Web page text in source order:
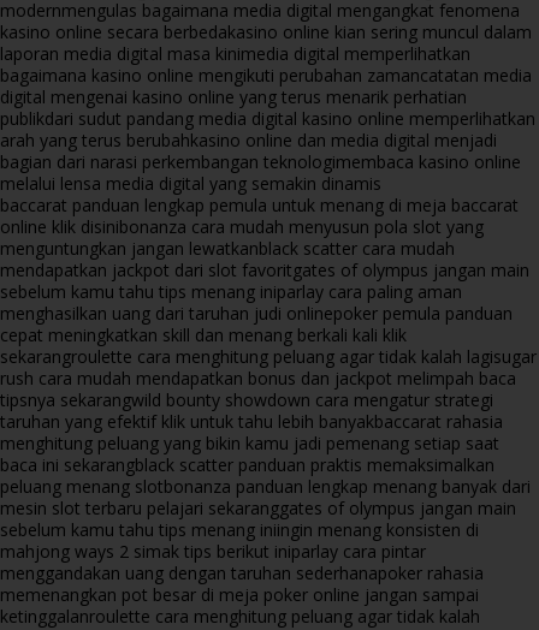
modernmengulas bagaimana media digital mengangkat fenomena
kasino online secara berbedakasino online kian sering muncul dalam
laporan media digital masa kinimedia digital memperlihatkan
bagaimana kasino online mengikuti perubahan zamancatatan media
digital mengenai kasino online yang terus menarik perhatian
publikdari sudut pandang media digital kasino online memperlihatkan
arah yang terus berubahkasino online dan media digital menjadi
bagian dari narasi perkembangan teknologimembaca kasino online
melalui lensa media digital yang semakin dinamis
baccarat panduan lengkap pemula untuk menang di meja baccarat
online klik disinibonanza cara mudah menyusun pola slot yang
menguntungkan jangan lewatkanblack scatter cara mudah
mendapatkan jackpot dari slot favoritgates of olympus jangan main
sebelum kamu tahu tips menang iniparlay cara paling aman
menghasilkan uang dari taruhan judi onlinepoker pemula panduan
cepat meningkatkan skill dan menang berkali kali klik
sekarangroulette cara menghitung peluang agar tidak kalah lagisugar
rush cara mudah mendapatkan bonus dan jackpot melimpah baca
tipsnya sekarangwild bounty showdown cara mengatur strategi
taruhan yang efektif klik untuk tahu lebih banyakbaccarat rahasia
menghitung peluang yang bikin kamu jadi pemenang setiap saat
baca ini sekarangblack scatter panduan praktis memaksimalkan
peluang menang slotbonanza panduan lengkap menang banyak dari
mesin slot terbaru pelajari sekaranggates of olympus jangan main
sebelum kamu tahu tips menang iniingin menang konsisten di
mahjong ways 2 simak tips berikut iniparlay cara pintar
menggandakan uang dengan taruhan sederhanapoker rahasia
memenangkan pot besar di meja poker online jangan sampai
ketinggalanroulette cara menghitung peluang agar tidak kalah